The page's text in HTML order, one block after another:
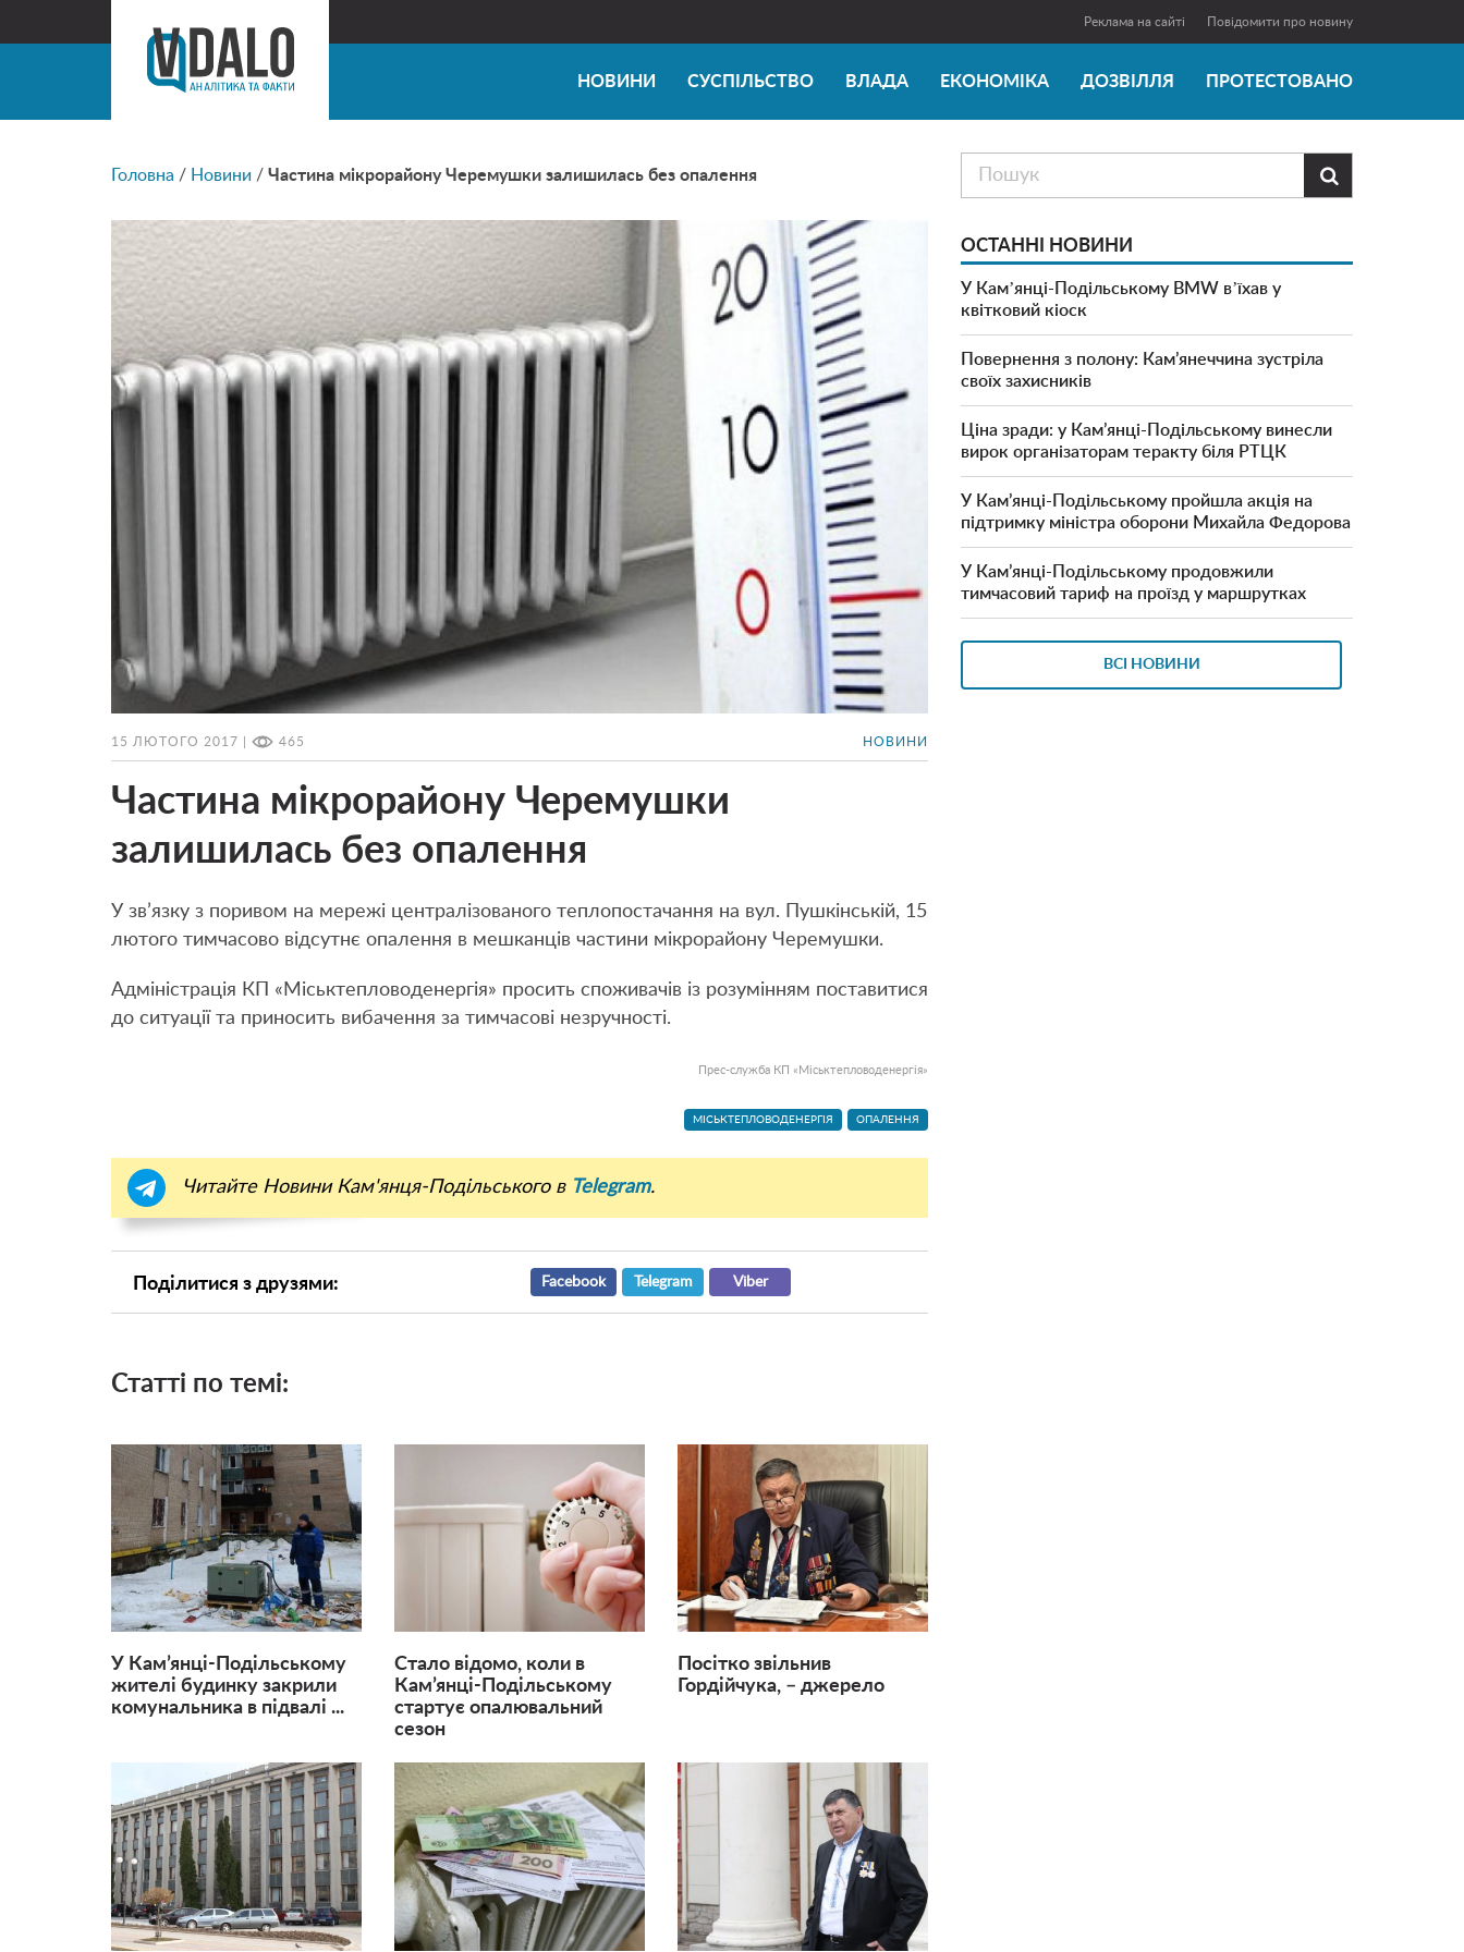
Реклама на сайті Повідомити про новину
НОВИНИ СУСПІЛЬСТВО ВЛАДА ЕКОНОМІКА ДОЗВІЛЛЯ ПРОТЕСТОВАНО
Головна / Новини / Частина мікрорайону Черемушки залишилась без опалення
15 ЛЮТОГО 2017 | 465 НОВИНИ
Частина мікрорайону Черемушки
залишилась без опалення
У зв’язку з поривом на мережі централізованого теплопостачання на вул. Пушкінській, 15
лютого тимчасово відсутнє опалення в мешканців частини мікрорайону Черемушки.
Адміністрація КП «Міськтепловоденергія» просить споживачів із розумінням поставитися
до ситуації та приносить вибачення за тимчасові незручності.
Прес-служба КП «Міськтепловоденергія»
МІСЬКТЕПЛОВОДЕНЕРГІЯ ОПАЛЕННЯ
Читайте Новини Кам'янця-Подільського в Telegram.
Поділитися з друзями: Facebook Telegram Viber
Статті по темі:
У Кам’янці-Подільському
жителі будинку закрили
комунальника в підвалі ...
Стало відомо, коли в
Кам’янці-Подільському
стартує опалювальний
сезон
Посітко звільнив
Гордійчука, – джерело

ОСТАННІ НОВИНИ
У Камʼянці-Подільському BMW вʼїхав у
квітковий кіоск
Повернення з полону: Кам’янеччина зустріла
своїх захисників
Ціна зради: у Кам’янці-Подільському винесли
вирок організаторам теракту біля РТЦК
У Кам’янці-Подільському пройшла акція на
підтримку міністра оборони Михайла Федорова
У Кам’янці-Подільському продовжили
тимчасовий тариф на проїзд у маршрутках
ВСІ НОВИНИ